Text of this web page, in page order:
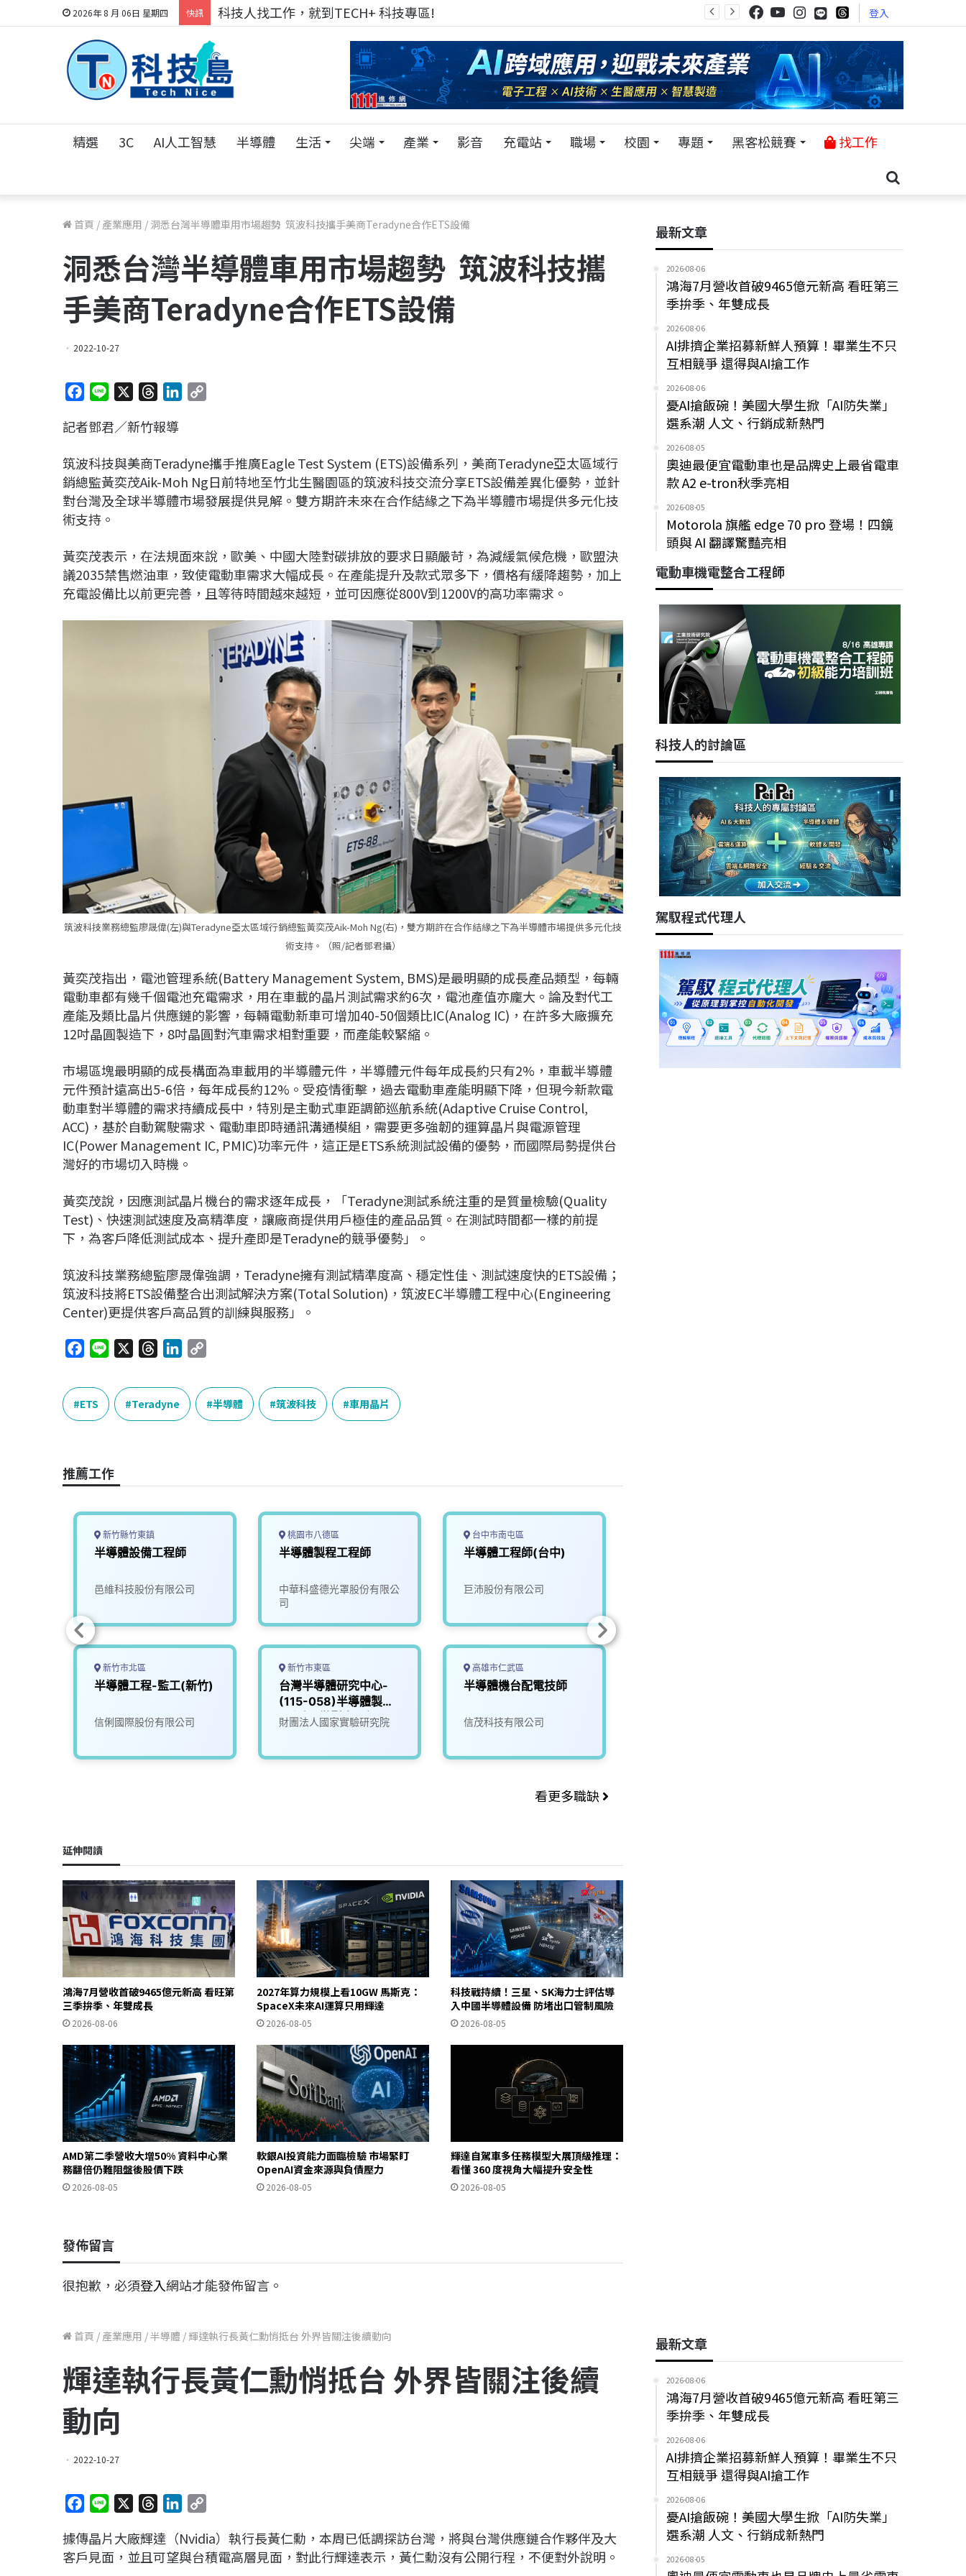
2026年 8 月 06日 星期四 快訊 跨世代的技術對話！來 Pei Pei 科技專區，用專業洞察引領學弟妹成長 登入
精選 3C AI人工智慧 半導體 生活 尖端 產業 影音 充電站 職場 校園 專題 黑客松競賽 找工作
首頁 / 產業應用 / 洞悉台灣半導體車用市場趨勢 筑波科技攜手美商Teradyne合作ETS設備
洞悉台灣半導體車用市場趨勢 筑波科技攜
手美商Teradyne合作ETS設備
2022-10-27
c
b
o
o
k
n
r
a
d
s
e
d
I
L
i
n
記者鄧君／新竹報導
筑波科技與美商Teradyne攜手推廣Eagle Test System (ETS)設備系列，美商Teradyne亞太區域行
銷總監黃奕茂Aik-Moh Ng日前特地至竹北生醫園區的筑波科技交流分享ETS設備差異化優勢，並針
對台灣及全球半導體市場發展提供見解。雙方期許未來在合作結緣之下為半導體市場提供多元化技
術支持。
黃奕茂表示，在法規面來說，歐美、中國大陸對碳排放的要求日顯嚴苛，為減緩氣候危機，歐盟決
議2035禁售燃油車，致使電動車需求大幅成長。在產能提升及款式眾多下，價格有緩降趨勢，加上
充電設備比以前更完善，且等待時間越來越短，並可因應從800V到1200V的高功率需求。
筑波科技業務總監廖晟偉(左)與Teradyne亞太區域行銷總監黃奕茂Aik-Moh Ng(右)，雙方期許在合作結緣之下為半導體市場提供多元化技
術支持。（照/記者鄧君攝）
黃奕茂指出，電池管理系統(Battery Management System, BMS)是最明顯的成長產品類型，每輛
電動車都有幾千個電池充電需求，用在車載的晶片測試需求約6次，電池產值亦龐大。論及對代工
產能及類比晶片供應鏈的影響，每輛電動新車可增加40-50個類比IC(Analog IC)，在許多大廠擴充
12吋晶圓製造下，8吋晶圓對汽車需求相對重要，而產能較緊縮。
市場區塊最明顯的成長構面為車載用的半導體元件，半導體元件每年成長約只有2%，車載半導體
元件預計遠高出5-6倍，每年成長約12%。受疫情衝擊，過去電動車產能明顯下降，但現今新款電
動車對半導體的需求持續成長中，特別是主動式車距調節巡航系統(Adaptive Cruise Control,
ACC)，基於自動駕駛需求、電動車即時通訊溝通模組，需要更多強韌的運算晶片與電源管理
IC(Power Management IC, PMIC)功率元件，這正是ETS系統測試設備的優勢，而國際局勢提供台
灣好的市場切入時機。
黃奕茂說，因應測試晶片機台的需求逐年成長，「Teradyne測試系統注重的是質量檢驗(Quality
Test)、快速測試速度及高精準度，讓廠商提供用戶極佳的產品品質。在測試時間都一樣的前提
下，為客戶降低測試成本、提升產即是Teradyne的競爭優勢」。
筑波科技業務總監廖晟偉強調，Teradyne擁有測試精準度高、穩定性佳、測試速度快的ETS設備；
筑波科技將ETS設備整合出測試解決方案(Total Solution)，筑波EC半導體工程中心(Engineering
Center)更提供客戶高品質的訓練與服務」。
c
e
b
k
e
r
e
a
n
e
p
y
L
ETS Teradyne 半導體 筑波科技 車用晶片
推薦工作
新竹縣竹東鎮
半導體設備工程師
邑維科技股份有限公司
新竹市北區
半導體工程-監工(新竹)
信俐國際股份有限公司
桃園市八德區
半導體製程工程師
中華科盛德光罩股份有限公
司
新竹市東區
台灣半導體研究中心-
(115-058)半導體製程
工程師_微影光罩組
財團法人國家實驗研究院
台中市南屯區
半導體工程師(台中)
巨沛股份有限公司
高雄市仁武區
半導體機台配電技師
信茂科技有限公司
看更多職缺
延伸閱讀
鴻海7月營收首破9465億元新高 看旺第
三季拚季、年雙成長
2026-08-06
2027年算力規模上看10GW 馬斯克：
SpaceX未來AI運算只用輝達
2026-08-05
科技戰持續！三星、SK海力士評估導
入中國半導體設備 防堵出口管制風險
2026-08-05
AMD第二季營收大增50% 資料中心業
務翻倍仍難阻盤後股價下跌
2026-08-05
軟銀AI投資能力面臨檢驗 市場緊盯
OpenAI資金來源與負債壓力
2026-08-05
輝達自駕車多任務模型大展頂級推理：
看懂 360 度視角大幅提升安全性
2026-08-05
發佈留言
很抱歉，必須登入網站才能發佈留言。
最新文章
2026-08-06
鴻海7月營收首破9465億元新高 看旺第三
季拚季、年雙成長
2026-08-06
AI排擠企業招募新鮮人預算！畢業生不只
互相競爭 還得與AI搶工作
2026-08-06
憂AI搶飯碗！美國大學生掀「AI防失業」
選系潮 人文、行銷成新熱門
2026-08-05
奧迪最便宜電動車也是品牌史上最省電車
款 A2 e-tron秋季亮相
2026-08-05
Motorola 旗艦 edge 70 pro 登場！四鏡
頭與 AI 翻譯驚豔亮相
電動車機電整合工程師
科技人的討論區
駕馭程式代理人